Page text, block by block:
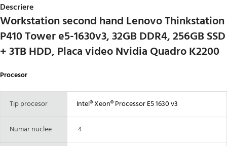
Descriere
Workstation second hand Lenovo Thinkstation
P410 Tower e5-1630v3, 32GB DDR4, 256GB SSD
+ 3TB HDD, Placa video Nvidia Quadro K2200
Procesor
Tip procesor Intel® Xeon® Processor E5 1630 v3
Numar nuclee 4